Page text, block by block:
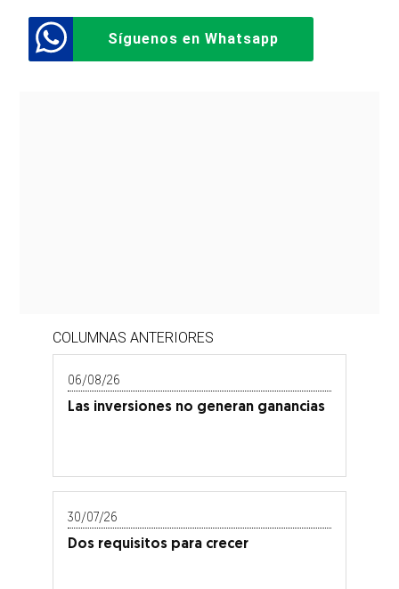
Síguenos en Whatsapp
COLUMNAS ANTERIORES
06/08/26
Las inversiones no generan ganancias
30/07/26
Dos requisitos para crecer